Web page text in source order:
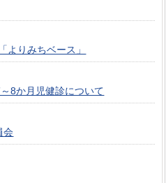
よりみちベース」
8か月児健診について
会